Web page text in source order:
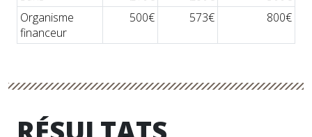
Organisme
financeur
500€ 573€ 800€